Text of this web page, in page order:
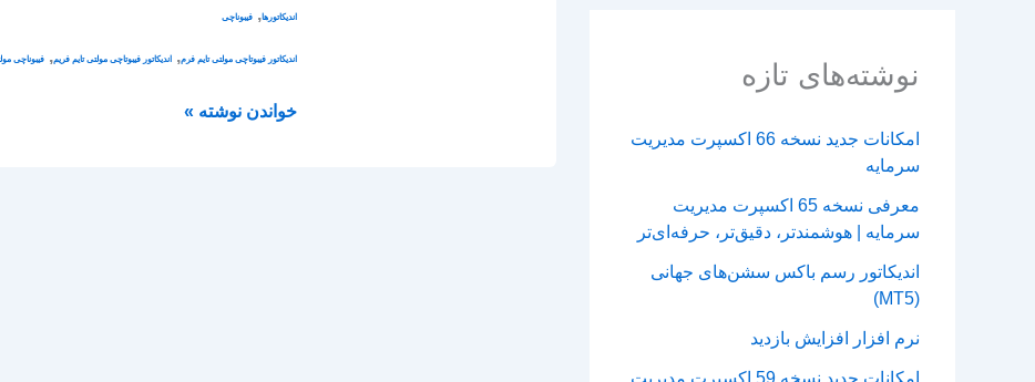
نوشته‌های تازه
امکانات جدید نسخه 66 اکسپرت مدیریت
سرمایه
معرفی نسخه 65 اکسپرت مدیریت
سرمایه | هوشمندتر، دقیق‌تر، حرفه‌ای‌تر
اندیکاتور رسم باکس سشن‌های جهانی
(MT5)
نرم افزار افزایش بازدید
اندیکاتورها, فیبوناچی
اندیکاتور فیبوتاچی مولتی تایم فرم, اندیکاتور فیبوتاچی مولتی تایم فریم, فیبوناچی
خواندن نوشته »